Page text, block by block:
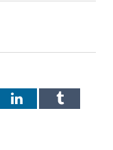
LinkedInTumblr